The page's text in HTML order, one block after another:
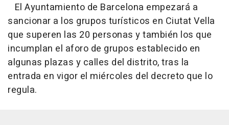
El Ayuntamiento de Barcelona empezará a
sancionar a los grupos turísticos en Ciutat Vella
que superen las 20 personas y también los que
incumplan el aforo de grupos establecido en
algunas plazas y calles del distrito, tras la
entrada en vigor el miércoles del decreto que lo
regula.